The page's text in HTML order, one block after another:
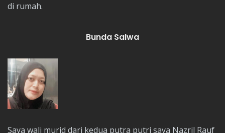
di rumah.
Bunda Salwa
Saya wali murid dari kedua putra putri saya Nazril Rauf